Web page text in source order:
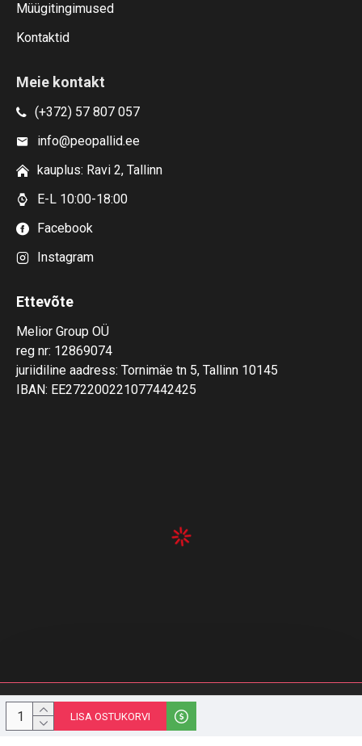
LISA OSTUKORVI
Müügitingimused
Kontaktid
Meie kontakt
(+372) 57 807 057
info@peopallid.ee
kauplus: Ravi 2, Tallinn
E-L 10:00-18:00
Facebook
Instagram
Ettevõte
Melior Group OÜ
reg nr: 12869074
juriidiline aadress: Tornimäe tn 5, Tallinn 10145
IBAN: EE272200221077442425
© 1996-2023 Melior Group OÜ | stiilipidu.ee | Kõik õigused kaitstud